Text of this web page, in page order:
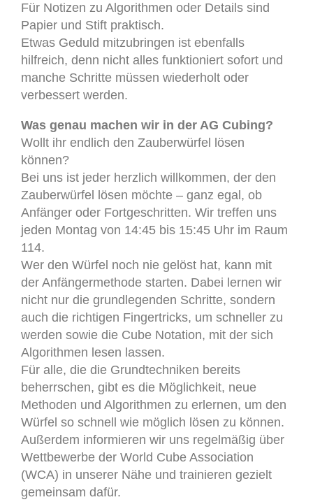
Für Notizen zu Algorithmen oder Details sind
Papier und Stift praktisch.
Etwas Geduld mitzubringen ist ebenfalls
hilfreich, denn nicht alles funktioniert sofort und
manche Schritte müssen wiederholt oder
verbessert werden.
Was genau machen wir in der AG Cubing?
Wollt ihr endlich den Zauberwürfel lösen
können?
Bei uns ist jeder herzlich willkommen, der den
Zauberwürfel lösen möchte – ganz egal, ob
Anfänger oder Fortgeschritten. Wir treffen uns
jeden Montag von 14:45 bis 15:45 Uhr im Raum
114.
Wer den Würfel noch nie gelöst hat, kann mit
der Anfängermethode starten. Dabei lernen wir
nicht nur die grundlegenden Schritte, sondern
auch die richtigen Fingertricks, um schneller zu
werden sowie die Cube Notation, mit der sich
Algorithmen lesen lassen.
Für alle, die die Grundtechniken bereits
beherrschen, gibt es die Möglichkeit, neue
Methoden und Algorithmen zu erlernen, um den
Würfel so schnell wie möglich lösen zu können.
Außerdem informieren wir uns regelmäßig über
Wettbewerbe der World Cube Association
(WCA) in unserer Nähe und trainieren gezielt
gemeinsam dafür.